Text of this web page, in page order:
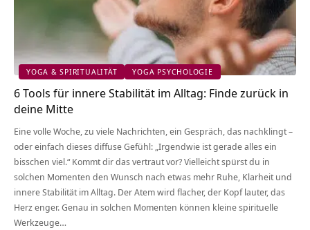
YOGA & SPIRITUALITÄT YOGA PSYCHOLOGIE
6 Tools für innere Stabilität im Alltag: Finde zurück in
deine Mitte
Eine volle Woche, zu viele Nachrichten, ein Gespräch, das nachklingt –
oder einfach dieses diffuse Gefühl: „Irgendwie ist gerade alles ein
bisschen viel.“ Kommt dir das vertraut vor? Vielleicht spürst du in
solchen Momenten den Wunsch nach etwas mehr Ruhe, Klarheit und
innere Stabilität im Alltag. Der Atem wird flacher, der Kopf lauter, das
Herz enger. Genau in solchen Momenten können kleine spirituelle
Werkzeuge…